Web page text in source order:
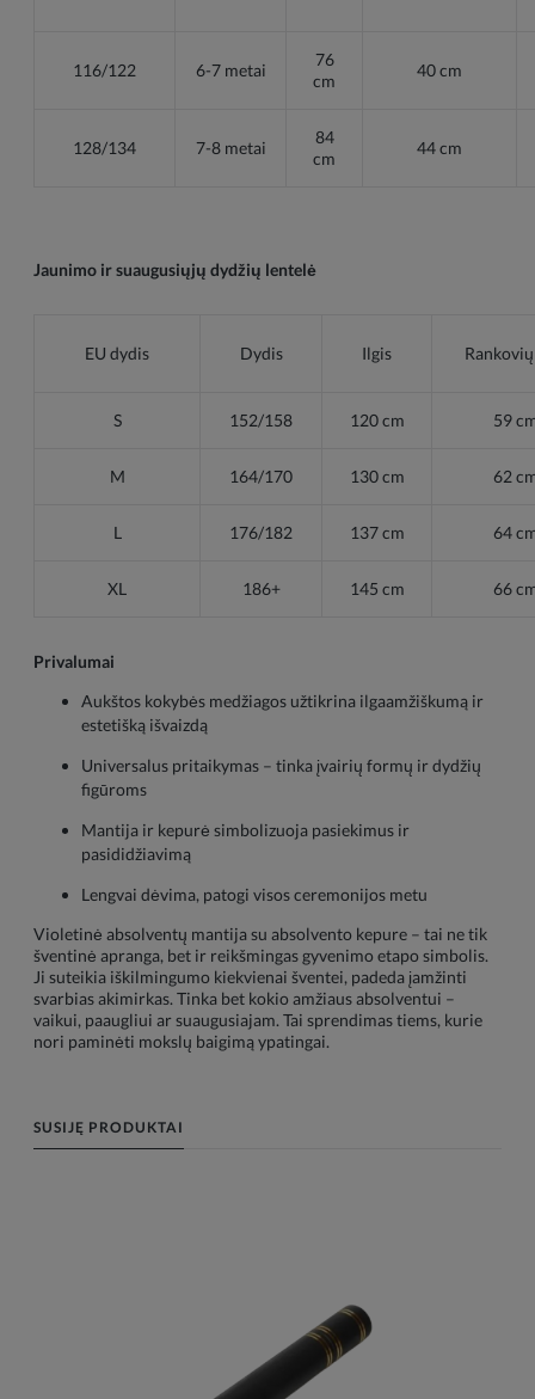
116/122 6-7 metai
76
cm
40 cm
128/134 7-8 metai
84
cm
44 cm
Jaunimo ir suaugusiųjų dydžių lentelė
EU dydis Dydis Ilgis
S 152/158 120 cm 59
M 164/170 130 cm 62
L 176/182 137 cm 64
XL 186+ 145 cm 66
Privalumai
Aukštos kokybės medžiagos užtikrina ilgaamžiškumą ir
estetišką išvaizdą
Universalus pritaikymas – tinka įvairių formų ir dydžių
figūroms
Mantija ir kepurė simbolizuoja pasiekimus ir
pasididžiavimą
Lengvai dėvima, patogi visos ceremonijos metu
Violetinė absolventų mantija su absolvento kepure – tai ne tik
šventinė apranga, bet ir reikšmingas gyvenimo etapo simbolis.
Ji suteikia iškilmingumo kiekvienai šventei, padeda įamžinti
svarbias akimirkas. Tinka bet kokio amžiaus absolventui –
vaikui, paaugliui ar suaugusiajam. Tai sprendimas tiems, kurie
nori paminėti mokslų baigimą ypatingai.
SUSIJĘ PRODUKTAI